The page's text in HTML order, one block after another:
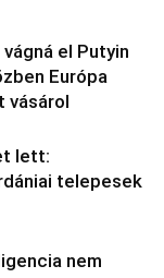
el Putyin
Európa
vásárol
lett:
telepesek
nem